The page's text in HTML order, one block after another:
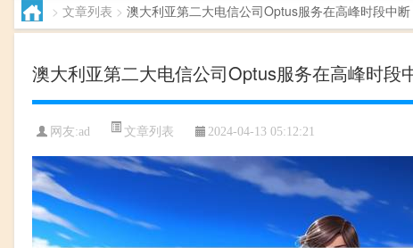
> 文章列表 > 澳大利亚第二大电信公司Optus服务在高峰时段中
澳大利亚第二大电信公司Optus服务在高峰时段
网友:ad 文章列表 2024-04-13 05:12:21